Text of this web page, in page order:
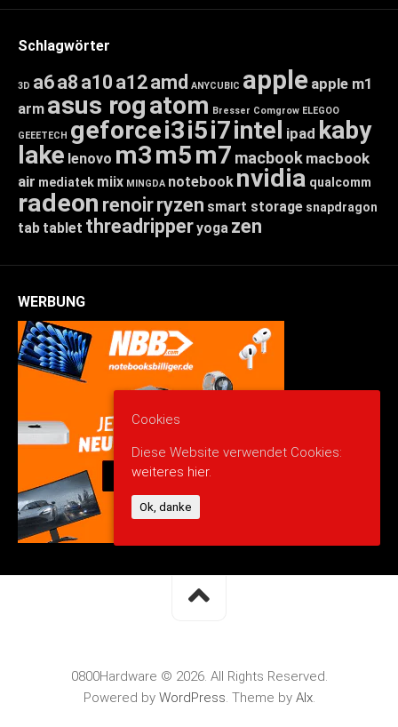
Schlagwörter
3D a6a8 a10 a12amd ANYCUBIC apple apple m1
arm asus rogatom Bresser Comgrow ELEGOO
GEEETECH geforcei3i5i7intel ipad kaby
lake lenovo m3m5m7 macbook macbook
air mediatek miix MINGDA notebook nvidia qualcomm
radeon renoirryzen smart storage snapdragon
tab tablet threadripperyoga zen
WERBUNG
0800Hardware © 2026. All Rights Reserved.
Powered by WordPress. Theme by Alx.
Cookies
Diese Website verwendet Cookies:
weiteres hier.
Ok, danke